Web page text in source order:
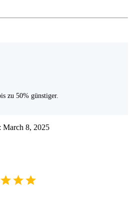
zu 50% günstiger.
March 8, 2025